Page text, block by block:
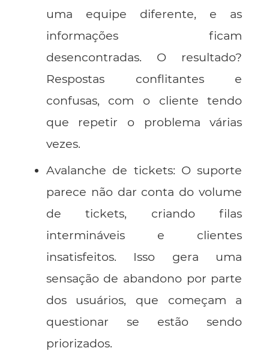
uma equipe diferente, e as
informações ficam
desencontradas. O resultado?
Respostas conflitantes e
confusas, com o cliente tendo
que repetir o problema várias
vezes.
Avalanche de tickets: O suporte
parece não dar conta do volume
de tickets, criando filas
intermináveis e clientes
insatisfeitos. Isso gera uma
sensação de abandono por parte
dos usuários, que começam a
questionar se estão sendo
priorizados.